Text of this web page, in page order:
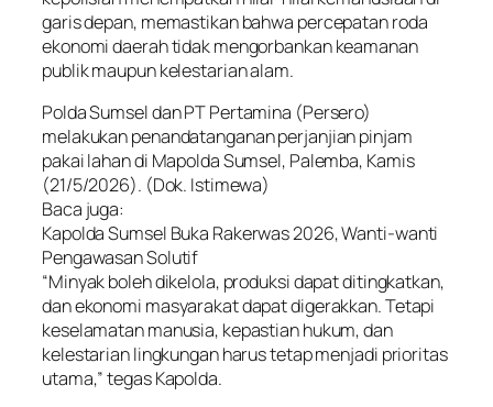
garis depan, memastikan bahwa percepatan roda
ekonomi daerah tidak mengorbankan keamanan
publik maupun kelestarian alam.
Polda Sumsel dan PT Pertamina (Persero)
melakukan penandatanganan perjanjian pinjam
pakai lahan di Mapolda Sumsel, Palemba, Kamis
(21/5/2026). (Dok. Istimewa)
Baca juga:
Kapolda Sumsel Buka Rakerwas 2026, Wanti-wanti
Pengawasan Solutif
“Minyak boleh dikelola, produksi dapat ditingkatkan,
dan ekonomi masyarakat dapat digerakkan. Tetapi
keselamatan manusia, kepastian hukum, dan
kelestarian lingkungan harus tetap menjadi prioritas
utama,” tegas Kapolda.